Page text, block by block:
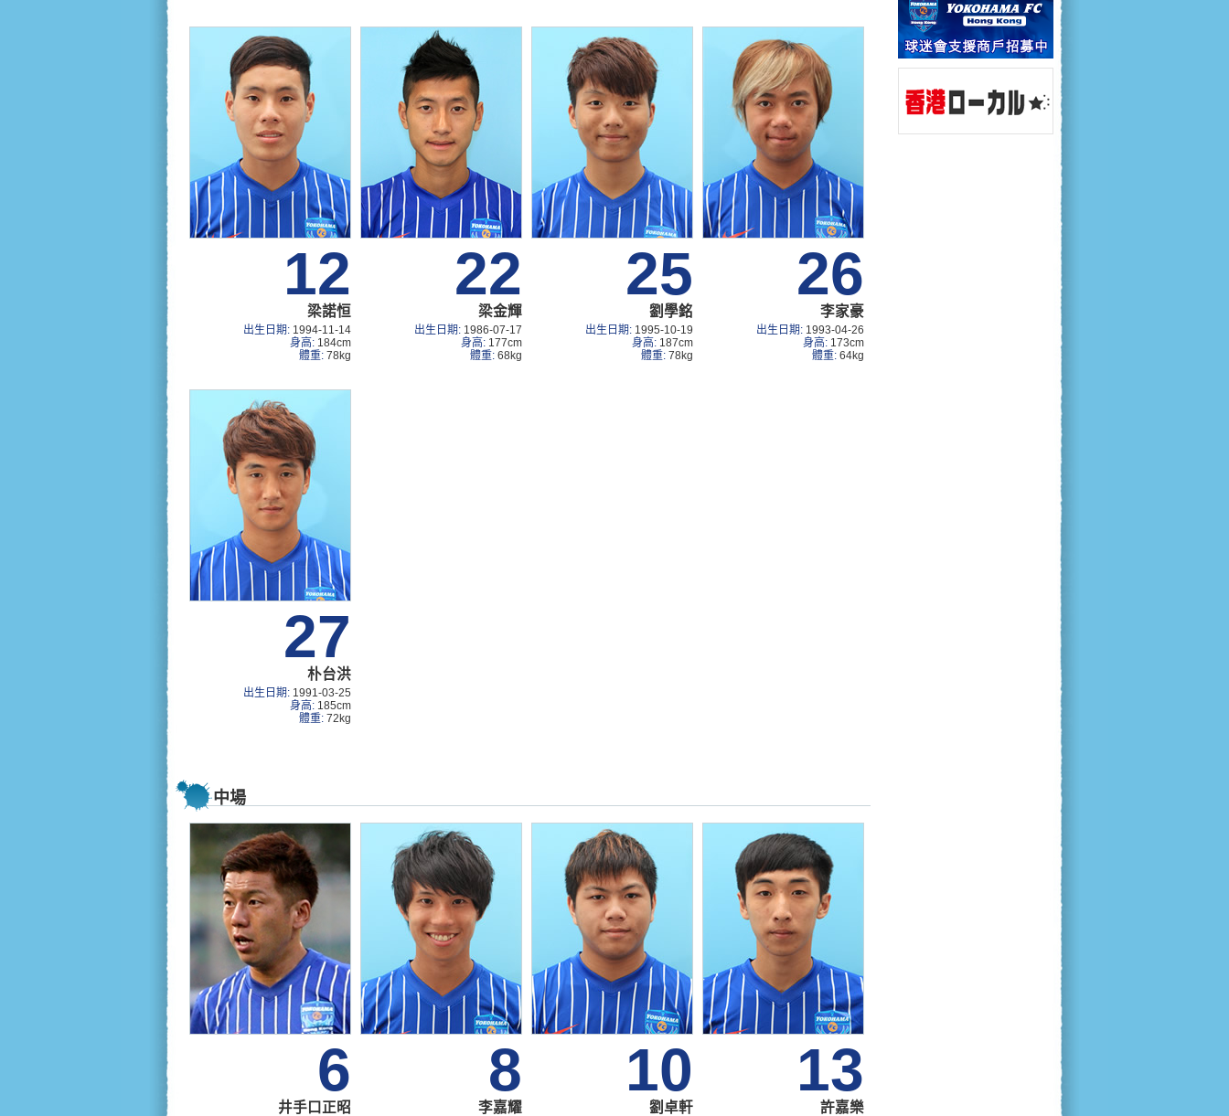
12
梁諾恒
出生日期: 1994-11-14
身高: 184cm
體重: 78kg
22
梁金輝
出生日期: 1986-07-17
身高: 177cm
體重: 68kg
25
劉學銘
出生日期: 1995-10-19
身高: 187cm
體重: 78kg
26
李家豪
出生日期: 1993-04-26
身高: 173cm
體重: 64kg
27
朴台洪
出生日期: 1991-03-25
身高: 185cm
體重: 72kg
中場
6
井手口正昭
8
李嘉耀
10
劉卓軒
13
許嘉樂